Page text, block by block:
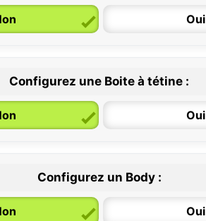
Oui
Configurez une Boite à tétine :
Oui
Configurez un Body :
Oui